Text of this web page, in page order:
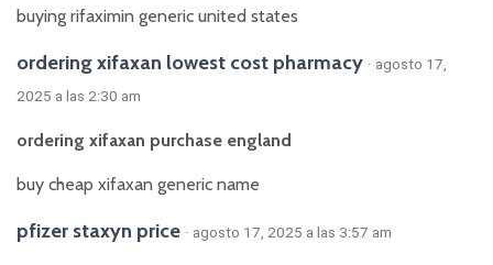
buying rifaximin generic united states
ordering xifaxan lowest cost pharmacy · agosto 17,
2025 a las 2:30 am
ordering xifaxan purchase england
buy cheap xifaxan generic name
pfizer staxyn price · agosto 17, 2025 a las 3:57 am